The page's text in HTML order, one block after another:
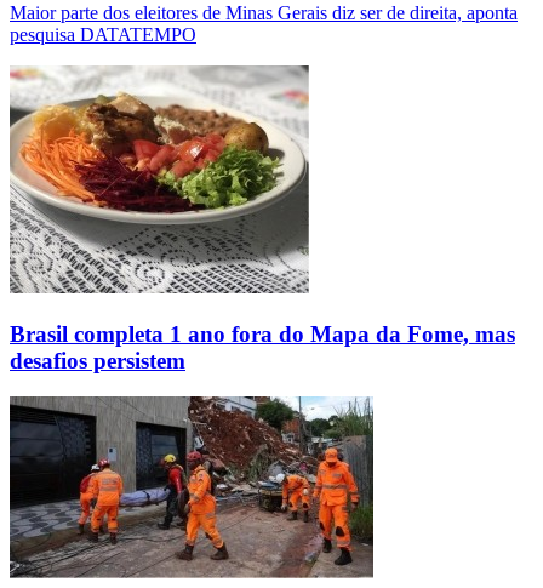
Maior parte dos eleitores de Minas Gerais diz ser de direita, aponta
pesquisa DATATEMPO
Brasil completa 1 ano fora do Mapa da Fome, mas
desafios persistem